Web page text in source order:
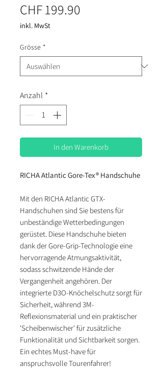
CHF 199.90
inkl. MwSt
Grösse *
Anzahl *
In den Warenkorb
RICHA Atlantic Gore-Tex® Handschuhe
Mit den RICHA Atlantic GTX-
Handschuhen sind Sie bestens für
unbeständige Wetterbedingungen
gerüstet. Diese Handschuhe bieten
dank der Gore-Grip-Technologie eine
hervorragende Atmungsaktivität,
sodass schwitzende Hände der
Vergangenheit angehören. Der
integrierte D3O-Knöchelschutz sorgt für
Sicherheit, während 3M-
Reflexionsmaterial und ein praktischer
'Scheibenwischer' für zusätzliche
Funktionalität und Sichtbarkeit sorgen.
Ein echtes Must-have für
anspruchsvolle Tourenfahrer!